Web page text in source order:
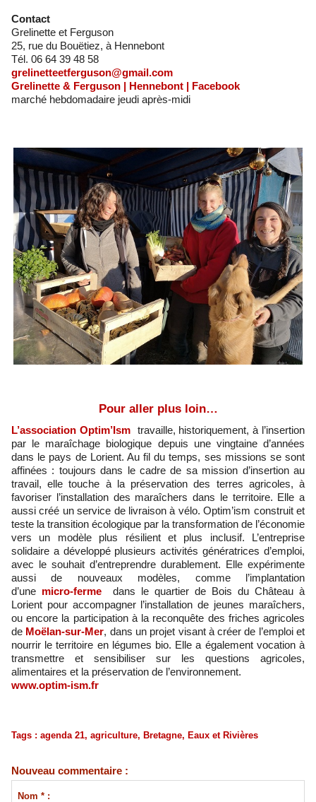
Contact
Grelinette et Ferguson
25, rue du Bouëtiez, à Hennebont
Tél. 06 64 39 48 58
grelinetteetferguson@gmail.com
Grelinette & Ferguson | Hennebont | Facebook
marché hebdomadaire jeudi après-midi
Pour aller plus loin…
L’association Optim’Ismtravaille, historiquement, à l’insertion
par le maraîchage biologique depuis une vingtaine d’années
dans le pays de Lorient. Au fil du temps, ses missions se sont
affinées : toujours dans le cadre de sa mission d’insertion au
travail, elle touche à la préservation des terres agricoles, à
favoriser l’installation des maraîchers dans le territoire. Elle a
aussi créé un service de livraison à vélo. Optim’ism construit et
teste la transition écologique par la transformation de l’économie
vers un modèle plus résilient et plus inclusif. L’entreprise
solidaire a développé plusieurs activités génératrices d’emploi,
avec le souhait d’entreprendre durablement. Elle expérimente
aussi de nouveaux modèles, comme l’implantation
d’une micro-ferme dans le quartier de Bois du Château à
Lorient pour accompagner l’installation de jeunes maraîchers,
ou encore la participation à la reconquête des friches agricoles
de Moëlan-sur-Mer, dans un projet visant à créer de l’emploi et
nourrir le territoire en légumes bio. Elle a également vocation à
transmettre et sensibiliser sur les questions agricoles,
alimentaires et la préservation de l’environnement.
www.optim-ism.fr
Tags : agenda 21, agriculture, Bretagne, Eaux et Rivières
Nouveau commentaire :
Nom * :